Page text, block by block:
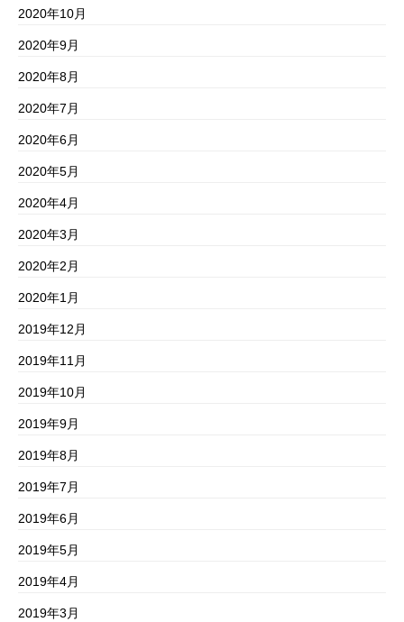
2020年10月
2020年9月
2020年8月
2020年7月
2020年6月
2020年5月
2020年4月
2020年3月
2020年2月
2020年1月
2019年12月
2019年11月
2019年10月
2019年9月
2019年8月
2019年7月
2019年6月
2019年5月
2019年4月
2019年3月